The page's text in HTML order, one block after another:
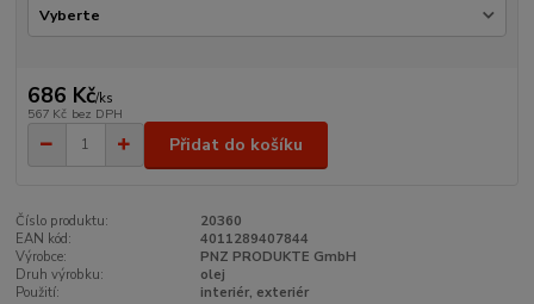
686 Kč/ks
567 Kč bez DPH
Přidat do košíku
Číslo produktu:
20360
EAN kód:
4011289407844
Výrobce:
PNZ PRODUKTE GmbH
Druh výrobku:
olej
Použití:
interiér, exteriér